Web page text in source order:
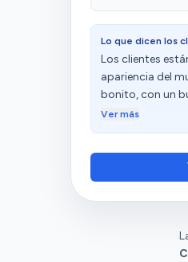
Lo que dicen los
Los clientes
apariencia del
bonito, con un
embargo,
dañadas.
sobre la calidad,
calidad-precio.
Ver más